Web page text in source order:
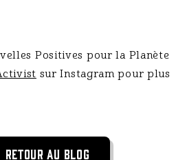
Positives pour la Planète
sur Instagram pour plus
Retour au blog